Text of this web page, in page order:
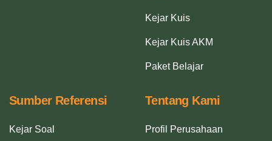
Kejar Kuis
Kejar Kuis AKM
Paket Belajar
Sumber Referensi
Kejar Soal
Tentang Kami
Profil Perusahaan